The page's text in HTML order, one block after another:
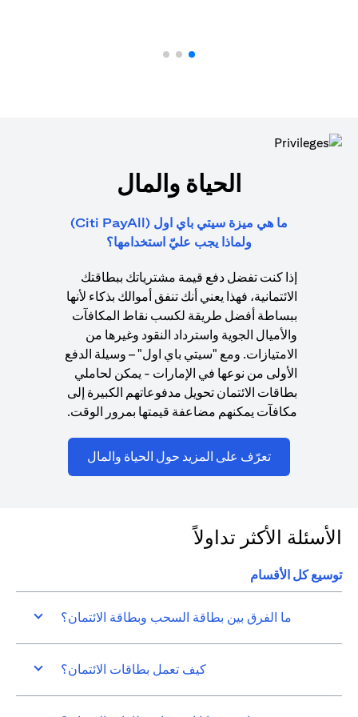
الحياة والمال
ما هي ميزة سيتي باي اول (Citi PayAll)
ولماذا يجب عليّ استخدامها؟
إذا كنت تفضل دفع قيمة مشترياتك ببطاقتك
الائتمانية، فهذا يعني أنك تنفق أموالك بذكاء لأنها
ببساطة أفضل طريقة لكسب نقاط المكافآت
والأميال الجوية واسترداد النقود وغيرها من
الامتيازات. ومع "سيتي باي اول" – وسيلة الدفع
الأولى من نوعها في الإمارات - يمكن لحاملي
بطاقات الائتمان تحويل مدفوعاتهم الكبيرة إلى
مكافآت يمكنهم مضاعفة قيمتها بمرور الوقت.
تعرّف على المزيد حول الحياة والمال
الأسئلة الأكثر تداولاً
توسيع كل الأقسام
ما الفرق بين بطاقة السحب وبطاقة الائتمان؟
كيف تعمل بطاقات الائتمان؟